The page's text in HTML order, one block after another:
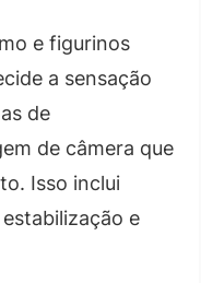
e figurinos
a sensação
de
de câmera que
Isso inclui
e